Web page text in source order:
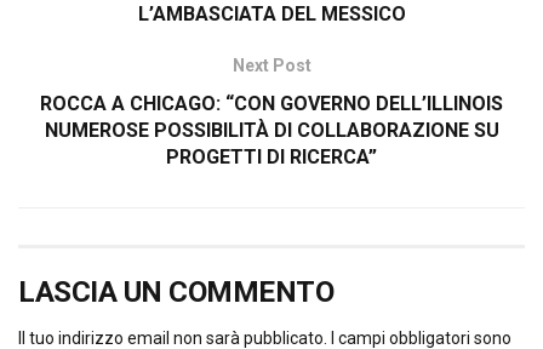
L’AMBASCIATA DEL MESSICO
Next Post
ROCCA A CHICAGO: “CON GOVERNO DELL’ILLINOIS
NUMEROSE POSSIBILITÀ DI COLLABORAZIONE SU
PROGETTI DI RICERCA”
LASCIA UN COMMENTO
Il tuo indirizzo email non sarà pubblicato. I campi obbligatori sono